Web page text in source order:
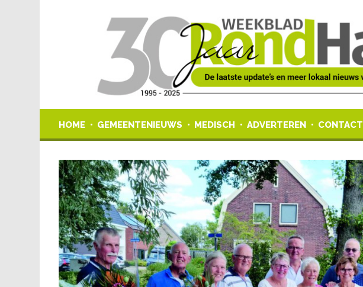
HOME GEMEENTENIEUWS MEDISCH ADVERTEREN CONTACT